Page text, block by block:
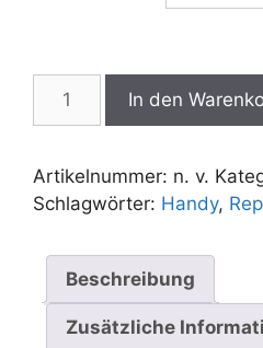
Samsung
5G
Reparatur
In den
Artikelnummer: n. v.
Schlagwörter: Handy,
Beschreibung
Zusätzliche